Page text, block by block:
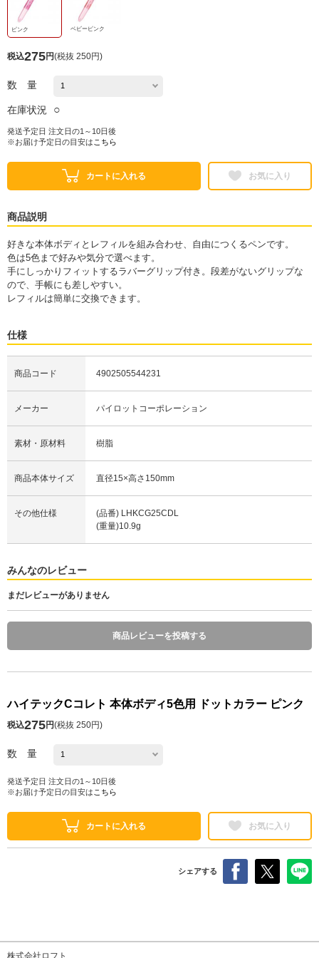
ピンク ベビーピンク
税込275円(税抜 250円)
数 量
在庫状況 ○
発送予定日 注文日の1～10日後
※お届け予定日の目安は こちら
カートに入れる お気に入り
商品説明
好きな本体ボディとレフィルを組み合わせ、自由につくるペンです。
色は5色まで好みや気分で選べます。
手にしっかりフィットするラバーグリップ付き。段差がないグリップな
ので、手帳にも差しやすい。
レフィルは簡単に交換できます。
仕様
商品コード 4902505544231
メーカー パイロットコーポレーション
素材・原材料 樹脂
商品本体サイズ 直径15×高さ150mm
その他仕様
(品番) LHKCG25CDL
(重量)10.9g
みんなのレビュー
まだレビューがありません
商品レビューを投稿する
ハイテックCコレト 本体ボディ5色用 ドットカラー ピンク
税込275円(税抜 250円)
数 量
発送予定日 注文日の1～10日後
※お届け予定日の目安は こちら
カートに入れる お気に入り
シェアする
株式会社ロフト